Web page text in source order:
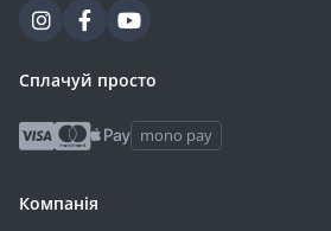
Сплачуй просто
mono pay
Компанія